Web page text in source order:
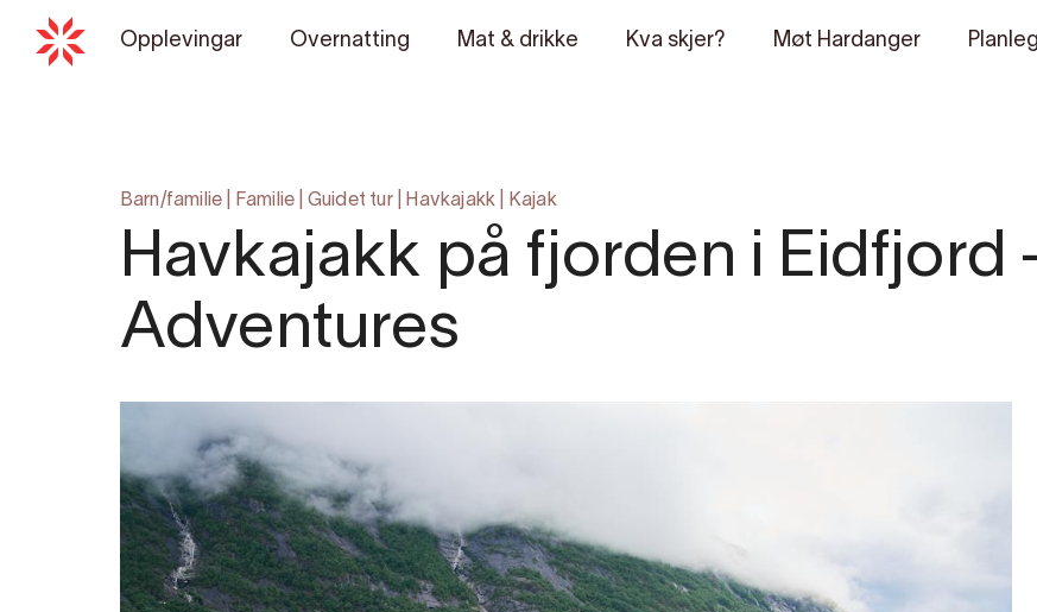
Opplevingar Overnatting Mat & drikke Kva skjer? Møt Hardanger
Barn/familie Familie Guidet tur| Havkajakk Kajak
Havkajakk på fjorden i Eidfjord
Adventures